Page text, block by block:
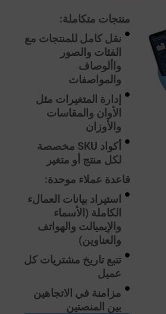
منتجات متكاملة:
نقل كامل للمنتجات مع
الفئات والصور
واألوصاف
والمواصفات
إدارة المتغيرات مثل
الأوان والمقاسات
والأوزان
أكواد SKU مخصصة
لكل منتج أو متغير
قاعدة عملاء موحدة:
استيراد بيانات العمالء
الكاملة (الأسماء
والإيميالت والهواتف
والعناوين)
تتبع تاريخ مشتريات كل
عميل
مزامنة في الاتجاهين
بين المنصتين